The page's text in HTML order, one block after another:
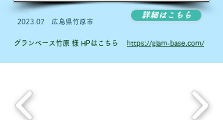
2023.07 広島県竹原市
詳細はこちら
グランベース竹原 様 HPはこちら https://glam-base.com/